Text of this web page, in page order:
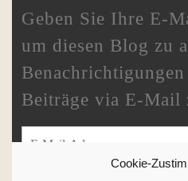
Cookie-
Geben Sie Ihre E-
um diesen Blog zu
Beiträge via E-Mail
E-Mail-Adresse